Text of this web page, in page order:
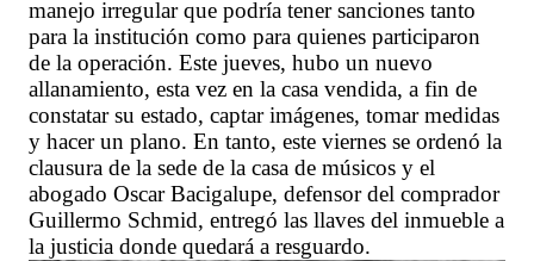
manejo irregular que podría tener sanciones tanto
para la institución como para quienes participaron
de la operación. Este jueves, hubo un nuevo
allanamiento, esta vez en la casa vendida, a fin de
constatar su estado, captar imágenes, tomar medidas
y hacer un plano. En tanto, este viernes se ordenó la
clausura de la sede de la casa de músicos y el
abogado Oscar Bacigalupe, defensor del comprador
Guillermo Schmid, entregó las llaves del inmueble a
la justicia donde quedará a resguardo.